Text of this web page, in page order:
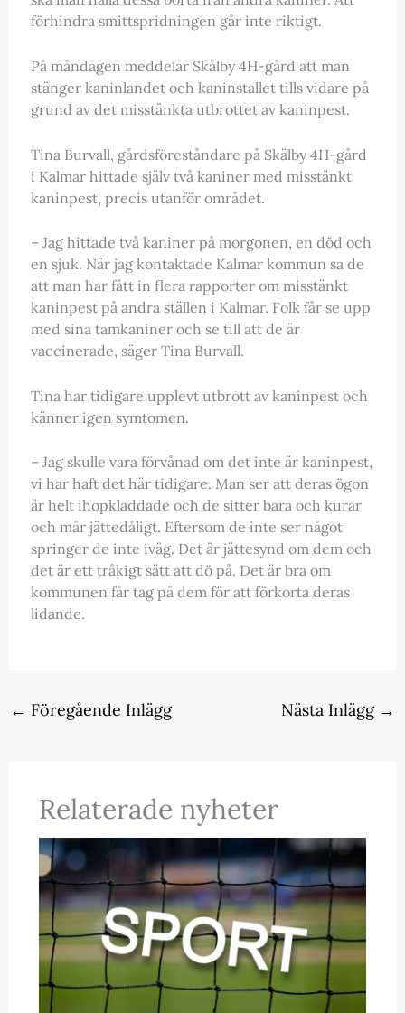
förhindra smittspridningen går inte riktigt.
På måndagen meddelar Skälby 4H-gård att man
stänger kaninlandet och kaninstallet tills vidare på
grund av det misstänkta utbrottet av kaninpest.
Tina Burvall, gårdsföreståndare på Skälby 4H-gård
i Kalmar hittade själv två kaniner med misstänkt
kaninpest, precis utanför området.
– Jag hittade två kaniner på morgonen, en död och
en sjuk. När jag kontaktade Kalmar kommun sa de
att man har fått in flera rapporter om misstänkt
kaninpest på andra ställen i Kalmar. Folk får se upp
med sina tamkaniner och se till att de är
vaccinerade, säger Tina Burvall.
Tina har tidigare upplevt utbrott av kaninpest och
känner igen symtomen.
– Jag skulle vara förvånad om det inte är kaninpest,
vi har haft det här tidigare. Man ser att deras ögon
är helt ihopkladdade och de sitter bara och kurar
och mår jättedåligt. Eftersom de inte ser något
springer de inte iväg. Det är jättesynd om dem och
det är ett tråkigt sätt att dö på. Det är bra om
kommunen får tag på dem för att förkorta deras
lidande.
← Föregående Inlägg Nästa Inlägg →
Relaterade nyheter